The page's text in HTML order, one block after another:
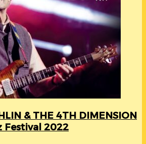
& THE 4TH DIMENSION
Festival 2022